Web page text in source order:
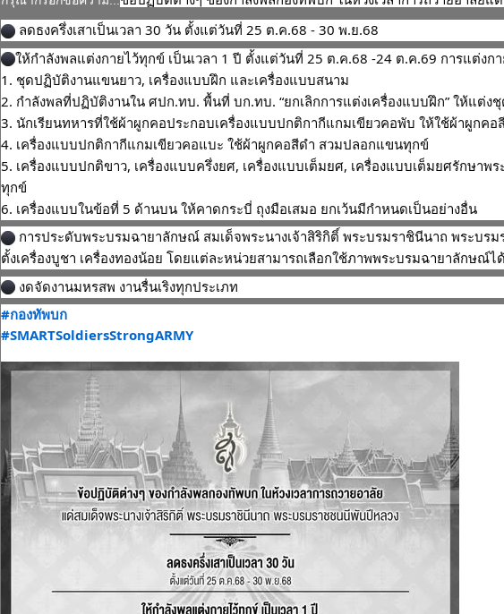
ลดธงครึ่งเสาเป็นเวลา 30 วัน ตั้งแต่วันที่ 25 ต.ค.68 - 30 พ.ย.68
ให้กำลังพลแต่งกายไว้ทุกข์ เป็นเวลา 1 ปี ตั้งแต่วันที่ 25 ต.ค.68 -24 ต.ค.69 การแต่งก
1. ชุดปฏิบัติงานแขนยาว, เครื่องแบบฝึก และเครื่องแบบสนาม
2. กำลังพลที่ปฏิบัติงานใน ศปก.ทบ. พื้นที่ บก.ทบ. “ยกเลิกการแต่งเครื่องแบบฝึก” ให้แต่ง
3. นักเรียนทหารที่ใช้ผ้าผูกคอประกอบเครื่องแบบปกติกากีแกมเขียวคอพับ ให้ใช้ผ้าผูกคอ
4. เครื่องแบบปกติกากีแกมเขียวคอแบะ ใช้ผ้าผูกคอสีดำ สวมปลอกแขนทุกข์
5. เครื่องแบบปกติขาว, เครื่องแบบครึ่งยศ, เครื่องแบบเต็มยศ, เครื่องแบบเต็มยศรักษ
ทุกข์
6. เครื่องแบบในข้อที่ 5 ด้านบน ให้คาดกระบี่ ถุงมือเสมอ ยกเว้นมีกำหนดเป็นอย่างอื่น
การประดับพระบรมฉายาลักษณ์ สมเด็จพระนางเจ้าสิริกิติ์ พระบรมราชินีนาถ พระบ
ตั้งเครื่องบูชา เครื่องทองน้อย โดยแต่ละหน่วยสามารถเลือกใช้ภาพพระบรมฉายาลักษณ์ไ
งดจัดงานมหรสพ งานรื่นเริงทุกประเภท
#กองทัพบก
#SMARTSoldiersStrongARMY